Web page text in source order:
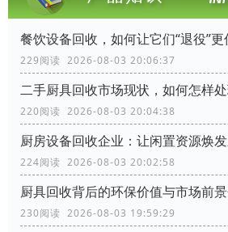
餐饮设备回收，如何让它们“退役”更
229阅读 2026-08-03 20:06:37
二手厨具回收市场现状，如何怎样
220阅读 2026-08-03 20:04:38
224阅读 2026-08-03 20:02:58
厨具回收背后的环保价值与市场前
230阅读 2026-08-03 19:59:29